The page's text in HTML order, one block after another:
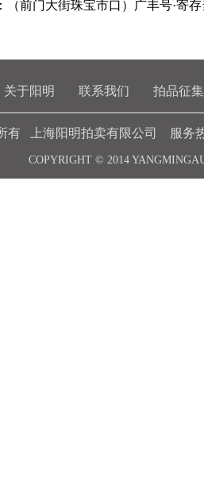
（前门大街珠宝市口）广丰号·寄
关于阳明 联系我们 拍品征集
有 上海阳明拍卖有限公司 服务
COPYRIGHT © 2014